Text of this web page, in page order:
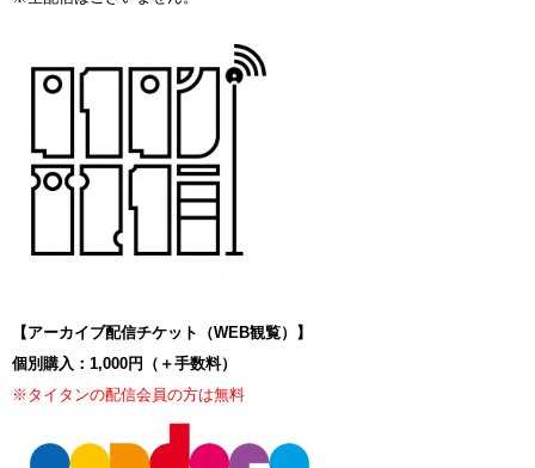
【アーカイブ配信チケット（WEB観覧）】
個別購入：1,000円（＋手数料）
※タイタンの配信会員の方は無料